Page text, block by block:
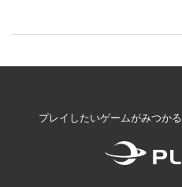
プレイしたいゲームがみつか